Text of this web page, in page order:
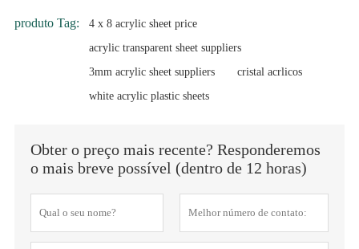
produto Tag:
4 x 8 acrylic sheet price
acrylic transparent sheet suppliers
3mm acrylic sheet suppliers
cristal acrlicos
white acrylic plastic sheets
Obter o preço mais recente? Responderemos
o mais breve possível (dentro de 12 horas)